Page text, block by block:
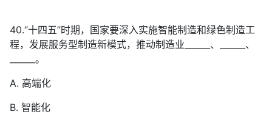
40.“十四五”时期，国家要深入实施智能制造和绿色制造工
程，发展服务型制造新模式，推动制造业______、______、
______。
A. 高端化
B. 智能化